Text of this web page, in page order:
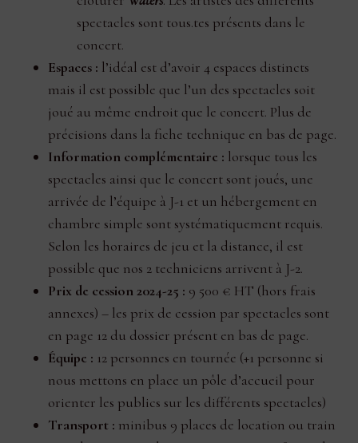
spectacles sont tous.tes présents dans le
concert.
Espaces : l’idéal est d’avoir 4 espaces distincts
mais il est possible que l’un des spectacles soit
joué au même endroit que le concert. Plus de
précisions dans la fiche technique en bas de page.
Information complémentaire : lorsque tous les
spectacles ainsi que le concert sont joués, une
arrivée de l’équipe à J-1 et un hébergement en
chambre simple sont systématiquement requis.
Selon les horaires de jeu et la distance, il est
possible que nos 2 techniciens arrivent à J-2.
Prix de cession 2024-25 : 9 500 € HT (hors frais
annexes) – les prix de cession par spectacles sont
en page 12 du dossier présent en bas de page.
Équipe : 12 personnes en tournée (+1 personne si
nous mettons en place un pôle d’accueil pour
orienter les publics sur les différents spectacles)
Transport : minibus 9 places de location ou train